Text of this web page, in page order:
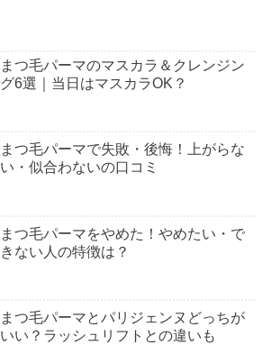
まつ毛パーマのマスカラ＆クレンジン
グ6選｜当日はマスカラOK？
まつ毛パーマで失敗・後悔！上がらな
い・似合わないの口コミ
まつ毛パーマをやめた！やめたい・で
きない人の特徴は？
まつ毛パーマとパリジェンヌどっちが
いい？ラッシュリフトとの違いも